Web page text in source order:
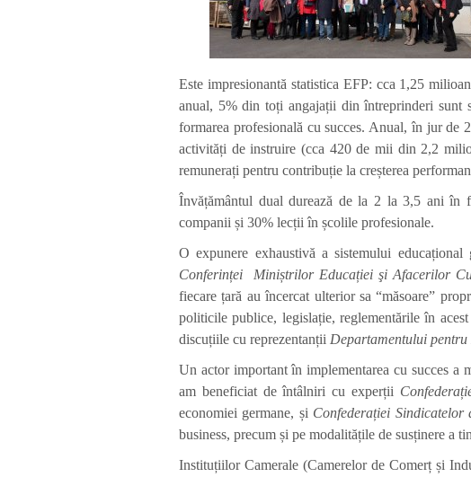
Este impresionantă statistica EFP: cca 1,25
anual, 5% din toți angajații din întreprinderi sunt
formarea profesională cu succes. Anual, în jur de
activități de instruire (cca 420 de mii din 2,2
remunerați pentru contribuție la creșterea
Învățământul dual durează de la 2 la 3,5 ani în
companii și 30% lecții în școlile profesionale.
O expunere exhaustivă a sistemului
Conferinței Miniștrilor Educației şi Afacerilor
fiecare țară au încercat ulterior sa “măsoare”
politicile publice, legislație, reglementările în
discuțiile cu reprezentanții Departamentului
Un actor important în implementarea cu succes a
am beneficiat de întâlniri cu experții
economiei germane, și Confederației Sindicatelor
business, precum și pe modalitățile de susținere a
Instituțiilor Camerale (Camerelor de Comerț și